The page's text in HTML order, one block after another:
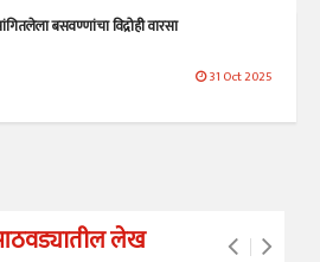
बसवण्णांचा विद्रोही वारसा
31 Oct 2025
लेख